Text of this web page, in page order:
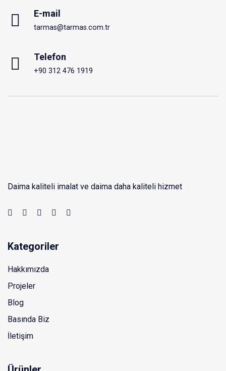
E-mail
tarmas@tarmas.com.tr
Telefon
+90 312 476 1919
Daima kaliteli imalat ve daima daha kaliteli hizmet
Kategoriler
Hakkımızda
Projeler
Blog
Basında Biz
İletişim